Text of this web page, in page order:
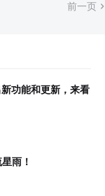
前一页
功能和更新，来看
雨！